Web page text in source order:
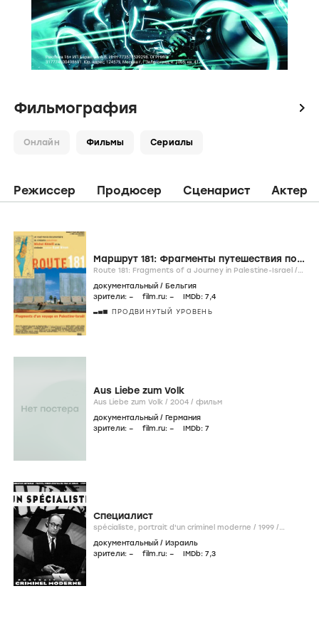
Фильмография icon
Онлайн Фильмы Сериалы
Режиссер Продюсер Сценарист Актер
Маршрут 181: Фрагменты путешествия по
Палестине-Израилю
Route 181: Fragments of a Journey in Palestine-Israel /
документальный / Бельгия
зрители: – film.ru: – IMDb: 7,4
ПРОДВИНУТЫЙ УРОВЕНЬ
Aus Liebe zum Volk
Aus Liebe zum Volk / 2004 / фильм
документальный / Германия
зрители: – film.ru: – IMDb: 7
Специалист
spécialiste, portrait d'un criminel moderne / 1999 /
документальный / Израиль
зрители: – film.ru: – IMDb: 7,3